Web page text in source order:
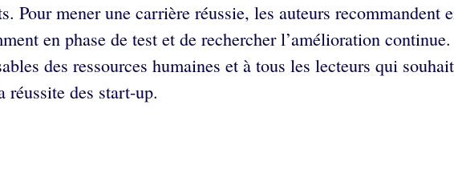
Pour mener une carrière réussie, les auteurs recommandent
en phase de test et de rechercher l’amélioration continue.
des ressources humaines et à tous les lecteurs qui
réussite des start-up.